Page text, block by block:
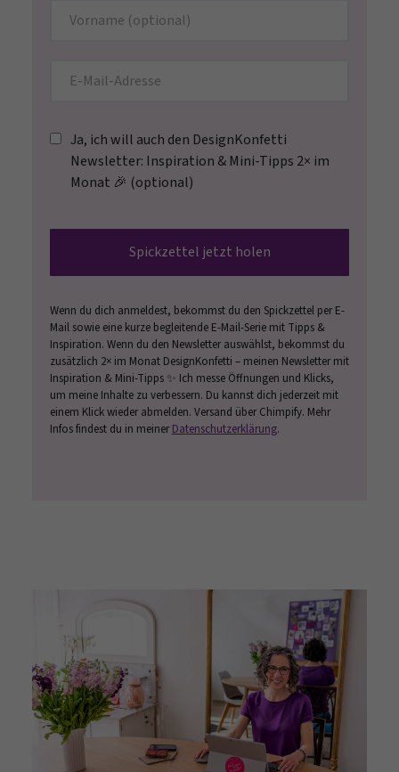
Ja, ich will auch den DesignKonfetti
Newsletter: Inspiration & Mini-Tipps 2× im
Monat 🎉 (optional)
Spickzettel jetzt holen
Wenn du dich anmeldest, bekommst du den Spickzettel per E-
Mail sowie eine kurze begleitende E-Mail-Serie mit Tipps &
Inspiration. Wenn du den Newsletter auswählst, bekommst du
zusätzlich 2× im Monat DesignKonfetti – meinen Newsletter mit
Inspiration & Mini-Tipps ✨ Ich messe Öffnungen und Klicks,
um meine Inhalte zu verbessern. Du kannst dich jederzeit mit
einem Klick wieder abmelden. Versand über Chimpify. Mehr
Infos findest du in meinerDatenschutzerklärung.